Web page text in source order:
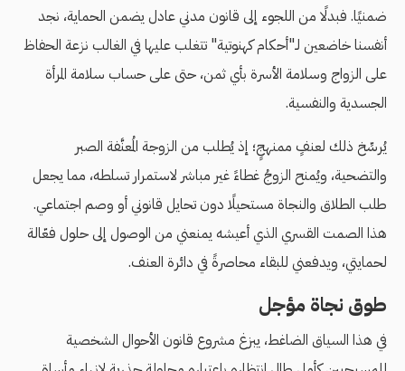
ضمنيًا. فبدلًا من اللجوء إلى قانون مدني عادل يضمن الحماية، نجد
أنفسنا خاضعين لـ"أحكام كهنوتية" تتغلب عليها في الغالب نزعة الحفاظ
على الزواج وسلامة الأسرة بأي ثمن، حتى على حساب سلامة المرأة
الجسدية والنفسية.
يُرسِّخ ذلك لعنفٍ ممنهجٍ؛ إذ يُطلب من الزوجة المُعنَّفة الصبر
والتضحية، ويُمنح الزوجُ غطاءً غير مباشر لاستمرار تسلطه، مما يجعل
طلب الطلاق والنجاة مستحيلًا دون تحايل قانوني أو وصم اجتماعي.
هذا الصمت القسري الذي أعيشه يمنعني من الوصول إلى حلول فعّالة
لحمايتي، ويدفعني للبقاء محاصرةً في دائرة العنف.
طوق نجاة مؤجل
في هذا السياق الضاغط، يبزغ مشروع قانون الأحوال الشخصية